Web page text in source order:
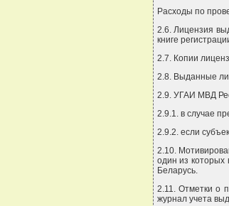
Расходы по
2.6. Лицензия
книге
2.7. Копии
2.8. Выданные
2.9. УГАИ МВД
2.9.1. в случае
2.9.2. если
2.10.
один из которых
Беларусь.
2.11. Отметки о
журнал учета